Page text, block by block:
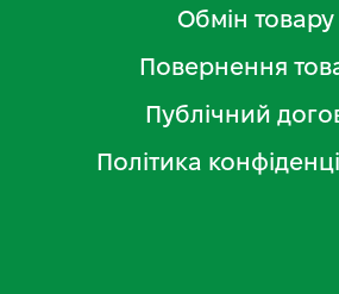
Обмін товару
Повернення
Публічний
Політика